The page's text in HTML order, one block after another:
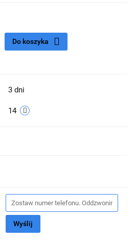
Do koszyka
3 dni
14
Wyślij